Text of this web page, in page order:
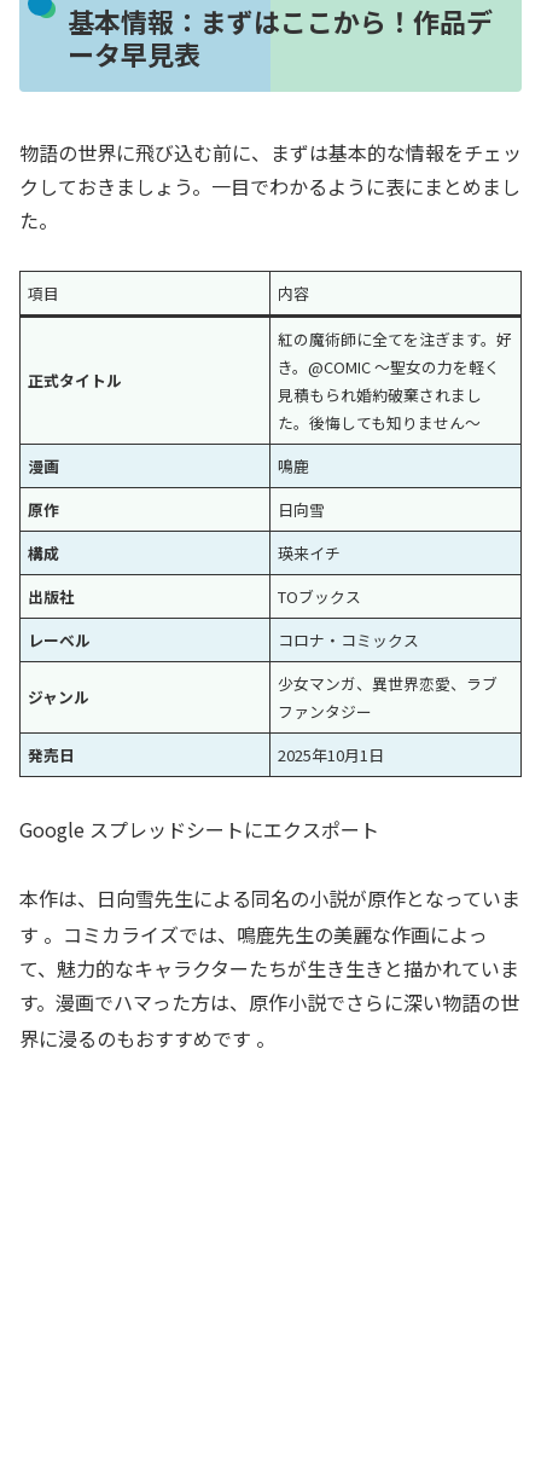
基本情報：まずはここから！作品デ
ータ早見表
物語の世界に飛び込む前に、まずは基本的な情報をチェッ
クしておきましょう。一目でわかるように表にまとめまし
た。
項目 内容
正式タイトル
紅の魔術師に全てを注ぎます。好
き。@COMIC 〜聖女の力を軽く
見積もられ婚約破棄されまし
た。後悔しても知りません〜
漫画
鳴鹿
原作
日向雪
構成
瑛来イチ
出版社
TOブックス
レーベル
コロナ・コミックス
ジャンル
少女マンガ、異世界恋愛、ラブ
ファンタジー
発売日
2025年10月1日
Google スプレッドシートにエクスポート
本作は、日向雪先生による同名の小説が原作となっていま
す 。コミカライズでは、鳴鹿先生の美麗な作画によっ
て、魅力的なキャラクターたちが生き生きと描かれていま
す。漫画でハマった方は、原作小説でさらに深い物語の世
界に浸るのもおすすめです 。